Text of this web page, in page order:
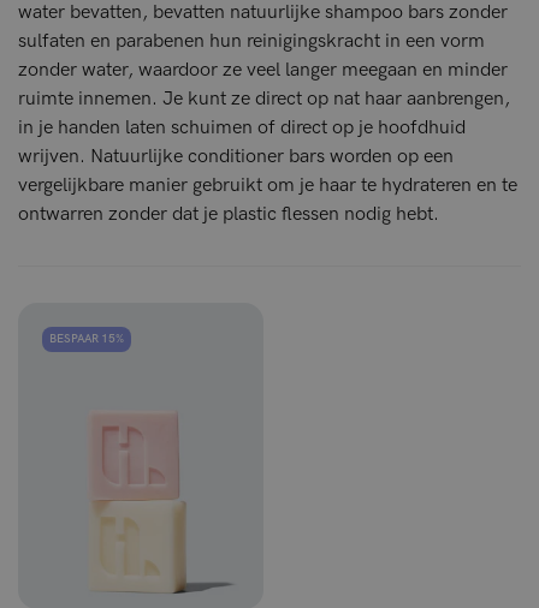
water bevatten, bevatten natuurlijke shampoo bars zonder
sulfaten en parabenen hun reinigingskracht in een vorm
zonder water, waardoor ze veel langer meegaan en minder
ruimte innemen. Je kunt ze direct op nat haar aanbrengen,
in je handen laten schuimen of direct op je hoofdhuid
wrijven. Natuurlijke conditioner bars worden op een
vergelijkbare manier gebruikt om je haar te hydrateren en te
ontwarren zonder dat je plastic flessen nodig hebt.
BESPAAR 15%